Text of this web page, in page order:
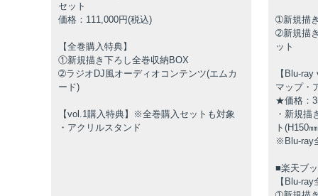
セット
価格：111,000円(税込)
【全巻購入特典】
①新規描き下ろし全巻収納BOX
➁ラジオDJ風オーディオコンテンツ(エムカ
ード)
【vol.1購入特典】※全巻購入セットも対象
・アクリルスタンド
➀新規描
➁新規描
ット
【Blu-
マップ・
★価格：
・新規描
ト
※Blu-ray
■楽天ブ
【Blu-